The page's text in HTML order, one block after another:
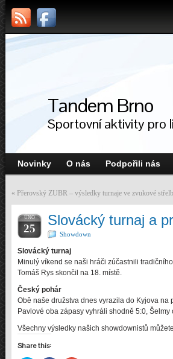
Tandem Brno
Sportovní aktivity pro
Novinky O nás Podpořili nás
« Přerovský ZUBR – výsledky turnaje ve zvukové
ÚNO
25
Slovácký turnaj a
Showdown
Slovácký turnaj
Minulý víkend se naši hráči zúčastnili
Tomáš Rys skončil na 18. místě.
Český pohár
Obě naše družstva dnes vyrazila do Kyjova
Pavlové oba zápasy vyhráli shodně 5:0,
Všechny výsledky našich showdownistů
Share this: